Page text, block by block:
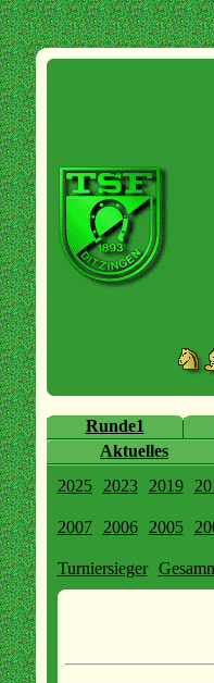
Runde1
Aktuelles
2025
2023 2019
2007 2006 2005
Turniersieger